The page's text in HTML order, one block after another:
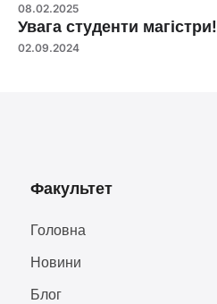
08.02.2025
Увага студенти магістри!
02.09.2024
Факультет
Головна
Новини
Блог